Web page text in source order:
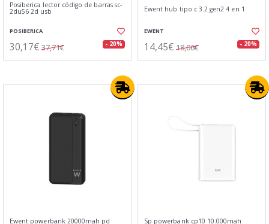
Posiberica lector código de barras sc-
2du56 2d usb
POSIBERICA
30,17€ 37,71€ - 20%
Ewent hub tipo c 3.2 gen2 4 en 1
EWENT
14,45€ 18,06€ - 20%
Ewent powerbank 20000mah pd Sp powerbank cp10 10.000mah